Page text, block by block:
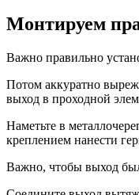
Монтируем
Важно правильно
Потом аккуратно
выход в проходной
Наметьте в
креплением нанести
Важно, чтобы выход был